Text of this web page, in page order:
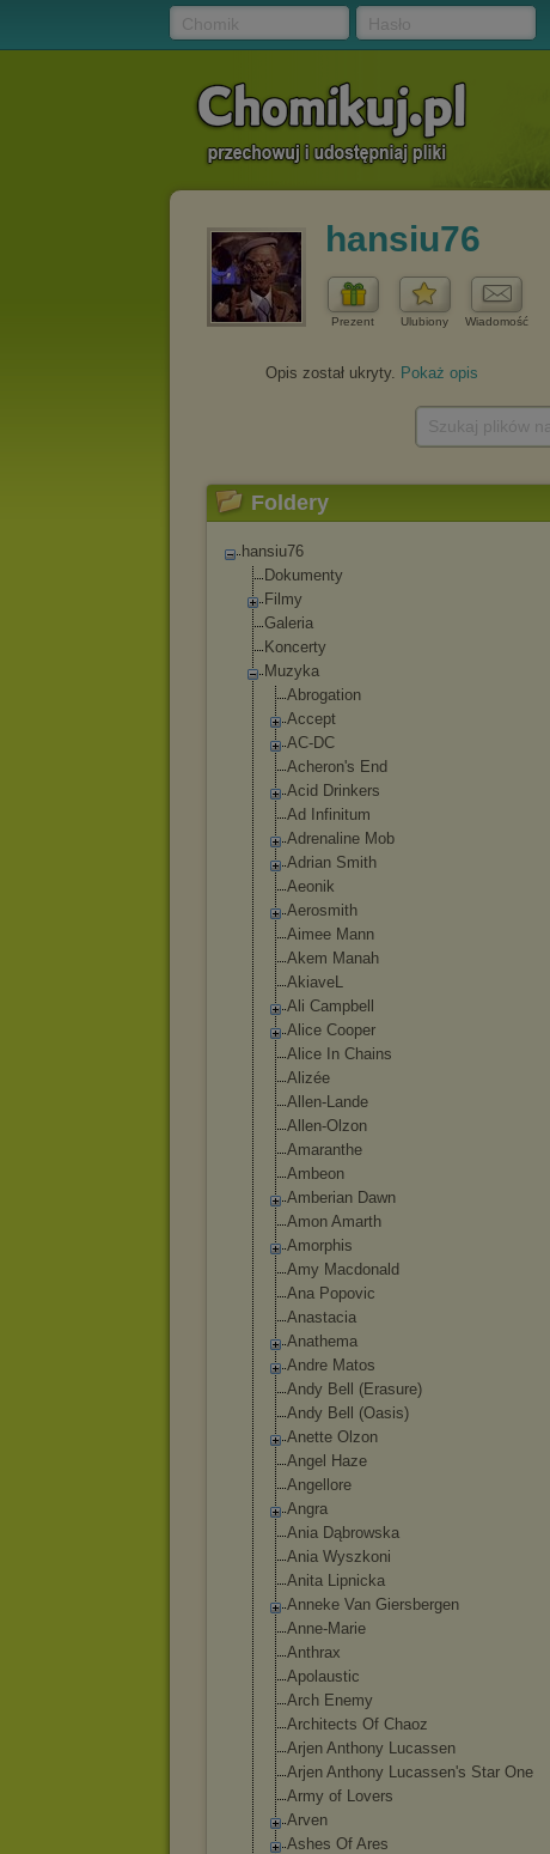
hansiu76
Prezent Ulubiony Wiadomość
Opis został ukryty. Pokaż opis
Foldery
hansiu76
Dokumenty
Filmy
Galeria
Koncerty
Muzyka
Abrogation
Accept
AC-DC
Acheron's End
Acid Drinkers
Ad Infinitum
Adrenaline Mob
Adrian Smith
Aeonik
Aerosmith
Aimee Mann
Akem Manah
AkiaveL
Ali Campbell
Alice Cooper
Alice In Chains
Alizée
Allen-Lande
Allen-Olzon
Amaranthe
Ambeon
Amberian Dawn
Amon Amarth
Amorphis
Amy Macdonald
Ana Popovic
Anastacia
Anathema
Andre Matos
Andy Bell (Erasure)
Andy Bell (Oasis)
Anette Olzon
Angel Haze
Angellore
Angra
Ania Dąbrowska
Ania Wyszkoni
Anita Lipnicka
Anneke Van Giersbergen
Anne-Marie
Anthrax
Apolaustic
Arch Enemy
Architects Of Chaoz
Arjen Anthony Lucassen
Arjen Anthony Lucassen's Star One
Army of Lovers
Arven
Ashes Of Ares